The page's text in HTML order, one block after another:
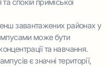
спокій приміської
завантажених районах у
може бути
та навчання.
є значні території,